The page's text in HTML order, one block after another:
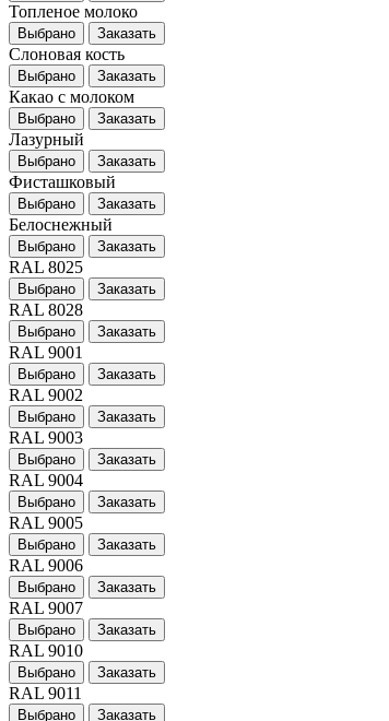
Топленое молоко
Выбрано Заказать
Слоновая кость
Выбрано Заказать
Какао с молоком
Выбрано Заказать
Лазурный
Выбрано Заказать
Фисташковый
Выбрано Заказать
Белоснежный
Выбрано Заказать
RAL 8025
Выбрано Заказать
RAL 8028
Выбрано Заказать
RAL 9001
Выбрано Заказать
RAL 9002
Выбрано Заказать
RAL 9003
Выбрано Заказать
RAL 9004
Выбрано Заказать
RAL 9005
Выбрано Заказать
RAL 9006
Выбрано Заказать
RAL 9007
Выбрано Заказать
RAL 9010
Выбрано Заказать
RAL 9011
Выбрано Заказать